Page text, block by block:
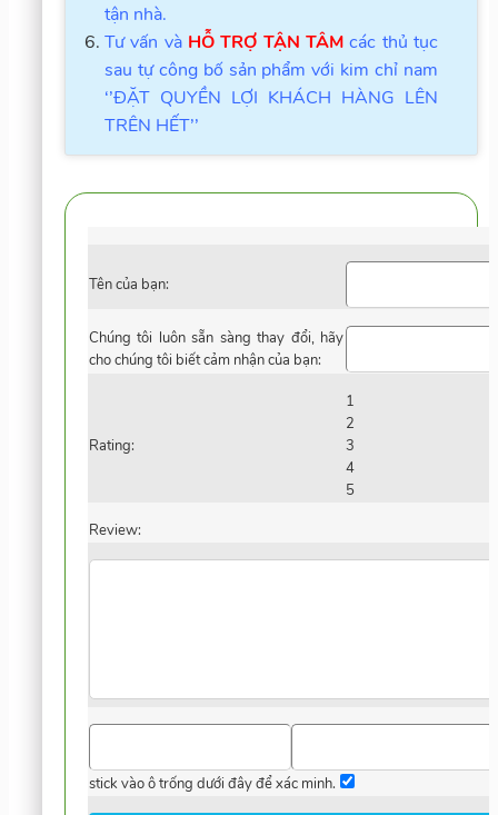
tận nhà.
Tư vấn và HỖ TRỢ TẬN TÂM các thủ tục
sau tự công bố sản phẩm với kim chỉ nam
‘’ĐẶT QUYỀN LỢI KHÁCH HÀNG LÊN
TRÊN HẾT’’
Tên của bạn:
Chúng tôi luôn sẵn sàng thay đổi, hãy
cho chúng tôi biết cảm nhận của bạn:
Rating:
1
2
3
4
5
Review:
stick vào ô trống dưới đây để xác minh.